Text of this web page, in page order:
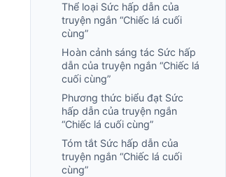
Thể loại Sức hấp dẫn của
truyện ngắn “Chiếc lá cuối
cùng”
Hoàn cảnh sáng tác Sức hấp
dẫn của truyện ngắn “Chiếc lá
cuối cùng”
Phương thức biểu đạt Sức
hấp dẫn của truyện ngắn
“Chiếc lá cuối cùng”
Tóm tắt Sức hấp dẫn của
truyện ngắn “Chiếc lá cuối
cùng”